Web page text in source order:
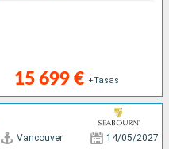
15 699 € +Tasas
Vancouver 14/05/2027